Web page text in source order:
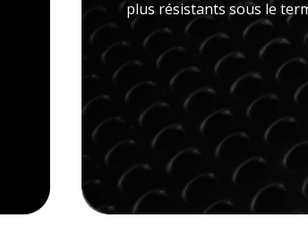
plus résistants sous le